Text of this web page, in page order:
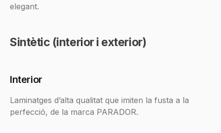
elegant.
Sintètic (interior i exterior)
Interior
Laminatges d’alta qualitat que imiten la fusta a la
perfecció, de la marca PARADOR.